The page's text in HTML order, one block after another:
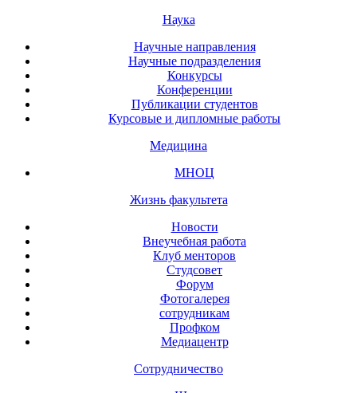
Наука
Научные направления
Научные подразделения
Конкурсы
Конференции
Публикации студентов
Курсовые и дипломные работы
Медицина
МНОЦ
Жизнь факультета
Новости
Внеучебная работа
Клуб менторов
Студсовет
Форум
Фотогалерея
сотрудникам
Профком
Медиацентр
Сотрудничество